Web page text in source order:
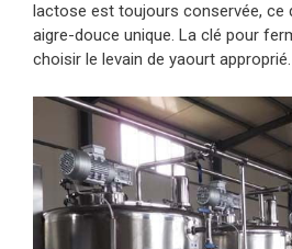
lactose est toujours conservée, ce
aigre-douce unique. La clé pour
choisir le levain de yaourt approprié.